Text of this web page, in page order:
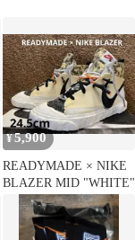
¥5,900
READYMADE × NIKE
BLAZER MID "WHITE"